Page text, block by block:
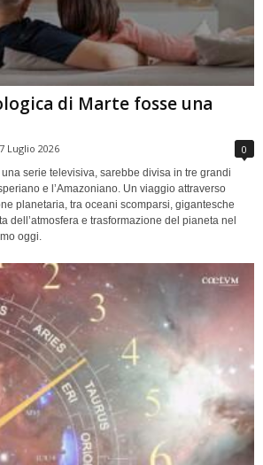
di Marte fosse una
Luglio 2026 0
serie televisiva, sarebbe divisa in tre grandi
e l’Amazoniano. Un viaggio attraverso
planetaria, tra oceani scomparsi, gigantesche
dell’atmosfera e trasformazione del pianeta nel
oggi.